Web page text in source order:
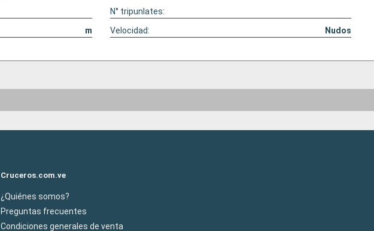
N° tripunlates:
m Velocidad: Nudos
Cruceros.com.ve
¿Quiénes somos?
Preguntas frecuentes
Condiciones generales de venta